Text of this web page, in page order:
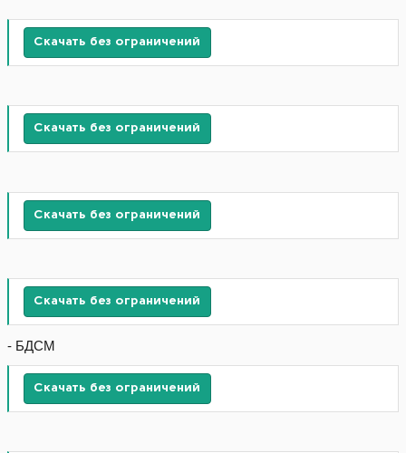
Скачать без ограничений
Скачать без ограничений
Скачать без ограничений
Скачать без ограничений
- БДСМ
Скачать без ограничений